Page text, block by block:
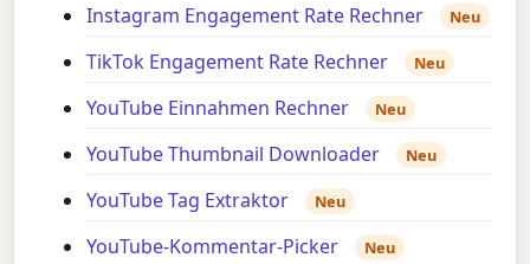
Instagram Engagement Rate Rechner Neu
TikTok Engagement Rate Rechner Neu
YouTube Einnahmen Rechner Neu
YouTube Thumbnail Downloader Neu
YouTube Tag Extraktor Neu
YouTube-Kommentar-Picker Neu